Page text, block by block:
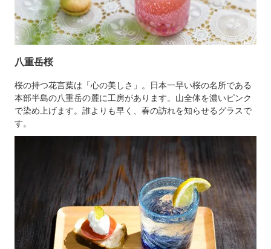
八重岳桜
桜の持つ花言葉は「心の美しさ」。日本一早い桜の名所である
本部半島の八重岳の麓に工房があります。山全体を濃いピンク
で染め上げます。誰よりも早く、春の訪れを知らせるグラスで
す。